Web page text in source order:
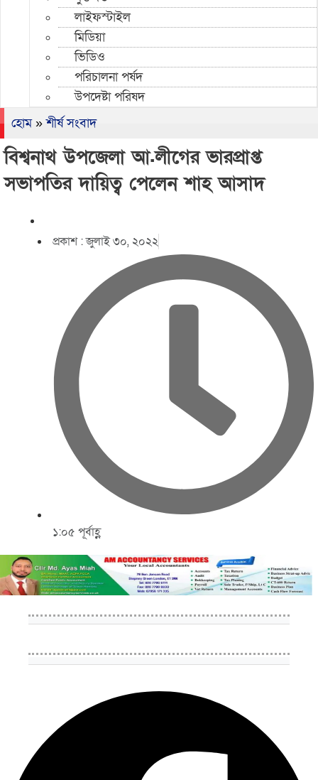
লাইফস্টাইল
মিডিয়া
ভিডিও
পরিচালনা পর্ষদ
উপদেষ্টা পরিষদ
হোম»শীর্ষ সংবাদ
বিশ্বনাথ উপজেলা আ.লীগের ভারপ্রাপ্ত
সভাপতির দায়িত্ব পেলেন শাহ আসাদ
প্রকাশ :জুলাই ৩০, ২০২২
১:০৫ পূর্বাহ্ণ